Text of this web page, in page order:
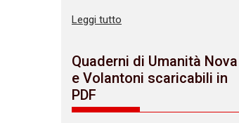
Leggi tutto
Quaderni di Umanità Nova
e Volantoni scaricabili in
PDF